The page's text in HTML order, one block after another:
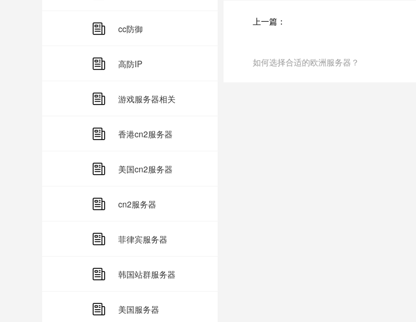
cc防御
高防IP
游戏服务器相关
香港cn2服务器
美国cn2服务器
cn2服务器
菲律宾服务器
韩国站群服务器
美国服务器
上一篇：
如何选择合适的欧洲服务器？